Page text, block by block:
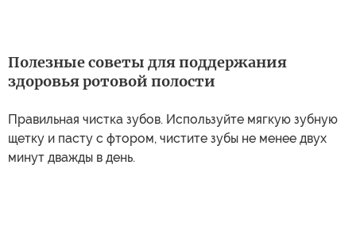
Полезные советы для поддержания
здоровья ротовой полости
Правильная чистка зубов. Используйте мягкую зубную
щетку и пасту с фтором, чистите зубы не менее двух
минут дважды в день.